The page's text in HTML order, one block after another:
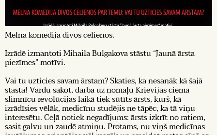
Melnā komēdija divos cēlienos.
Izrādē izmantoti Mihaila Bulgakova stāstu “Jaunā ārsta
piezīmes” motīvi.
Vai tu uzticies savam ārstam? Skaties, ka nesanāk kā šajā
stāstā! Vārdu sakot, darbā uz nomaļu Krievijas ciema
slimnīcu revolūcijas laikā tiek sūtīts ārsts, kurš, kā
izrādīsies vēlāk, medicīnu studējis ne tāpēc, ka tā viņu
interesētu. Ceļā notiek negadījums: ārsts izkrīt no ratiem,
sasit galvu un zaudē atmiņu. Protams, nu viņš medicīnas